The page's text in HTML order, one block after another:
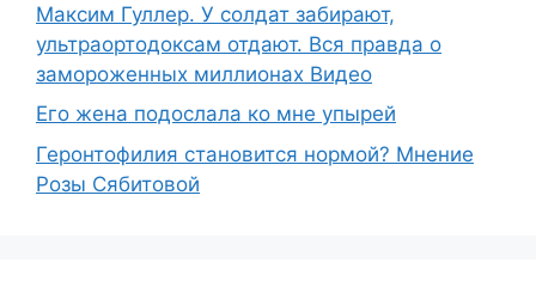
Максим Гуллер. У солдат забирают,
ультраортодоксам отдают. Вся правда о
замороженных миллионах Видео
Его жена подослала ко мне упырей
Геронтофилия становится нормой? Мнение
Розы Сябитовой